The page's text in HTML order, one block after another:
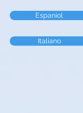
Espaniol
Italiano